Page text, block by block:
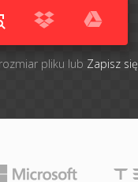
pliku lub Zapisz się